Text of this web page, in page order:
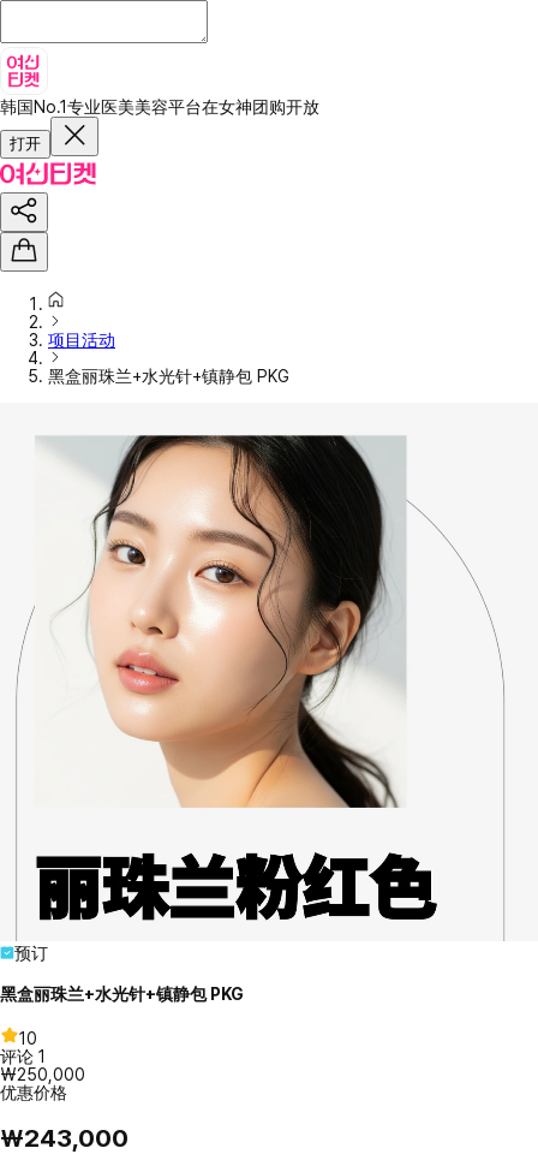
韩国No.1专业医美美容平台在女神团购开放
打开
项目活动
黑盒丽珠兰+水光针+镇静包 PKG
预订
黑盒丽珠兰+水光针+镇静包 PKG
10
评论 1
₩250,000
优惠价格
₩243,000